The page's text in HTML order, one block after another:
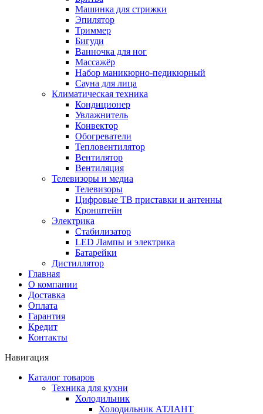
Машинка для стрижки
Эпилятор
Триммер
Бигуди
Ванночка для ног
Массажёр
Набор маникюрно-педикюрный
Сауна для лица
Климатическая техника
Кондиционер
Увлажнитель
Конвектор
Обогреватели
Тепловентилятор
Вентилятор
Вентиляция
Телевизоры и медиа
Телевизоры
Цифровые ТВ приставки и антенны
Кронштейн
Электрика
Стабилизатор
LED Лампы и электрика
Батарейки
Дистиллятор
Главная
О компании
Доставка
Оплата
Гарантия
Кредит
Контакты
Навигация
Каталог товаров
Техника для кухни
Холодильник
Холодильник АТЛАНТ